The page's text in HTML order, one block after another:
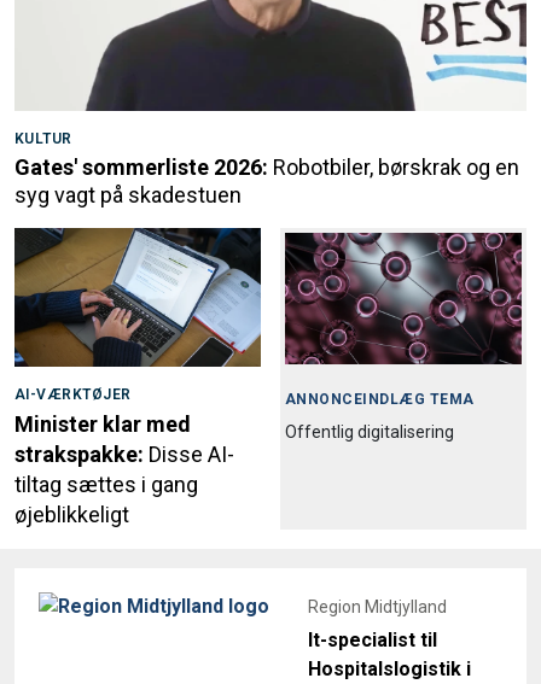
KULTUR
Gates' sommerliste 2026: Robotbiler, børskrak og en
syg vagt på skadestuen
AI-VÆRKTØJER
Minister klar med
strakspakke: Disse AI-
tiltag sættes i gang
øjeblikkeligt
ANNONCEINDLÆG TEMA
Offentlig digitalisering
Region Midtjylland
It-specialist til
Hospitalslogistik i